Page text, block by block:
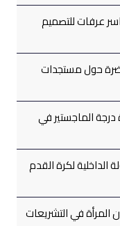
عرفات للتصميم
حول مستجدات
الماجستير في
الداخلية لكرة القدم
في التشريعات